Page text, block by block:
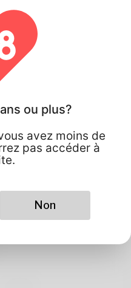
ou plus?
avez moins de
pas accéder à
Non